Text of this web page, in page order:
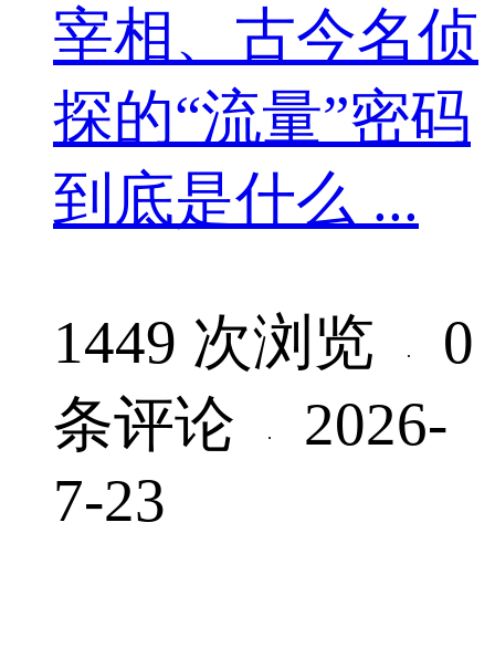
宰相、古今名侦
探的“流量”密码
到底是什么 ...
1449 次浏览 ·
0
条评论
·
2026-
7-23